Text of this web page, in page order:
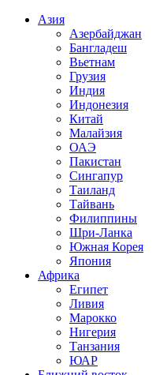
Азия
Азербайджан
Бангладеш
Вьетнам
Грузия
Индия
Индонезия
Китай
Малайзия
ОАЭ
Пакистан
Сингапур
Таиланд
Тайвань
Филиппины
Шри-Ланка
Южная Корея
Япония
Африка
Египет
Ливия
Марокко
Нигерия
Танзания
ЮАР